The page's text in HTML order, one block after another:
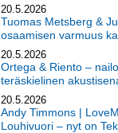
20.5.2026
Tuomas Metsberg &
osaamisen varmuus
20.5.2026
Ortega & Riento –
teräskielinen
20.5.2026
Andy Timmons |
Louhivuori – nyt on